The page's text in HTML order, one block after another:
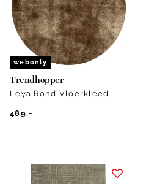
webonly
Trendhopper
Leya Rond Vloerkleed
489.-